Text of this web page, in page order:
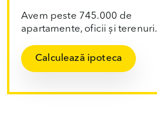
Avem peste 745.000 de
apartamente, oficii și terenuri.
Calculează ipoteca